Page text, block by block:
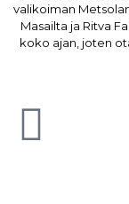
valikoiman
Masailta ja Ritva
koko ajan, joten